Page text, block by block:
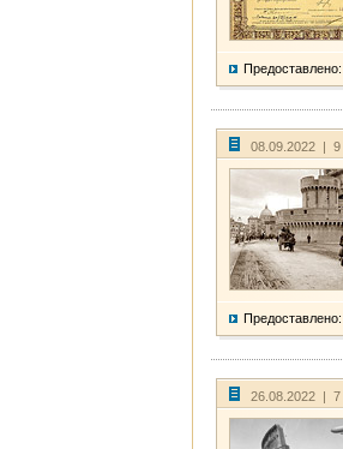
Предоставлено:
08.09.2022 | 9
Предоставлено:
26.08.2022 | 7